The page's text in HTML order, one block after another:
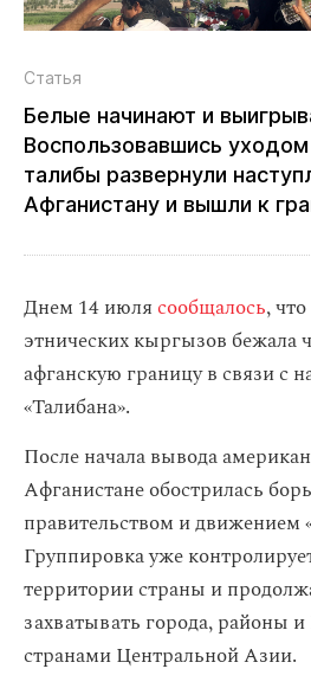
Статья
Белые начинают и
Воспользовавшись
талибы развернули
Афганистану и вышли к
Днем 14 июлясообщалось,
этнических кыргызов бежала
афганскую границу в связи с
«Талибана».
После начала вывода
Афганистане обострилась
правительством и движением
Группировка уже
территории страны и
захватывать города, районы
странами Центральной Азии.